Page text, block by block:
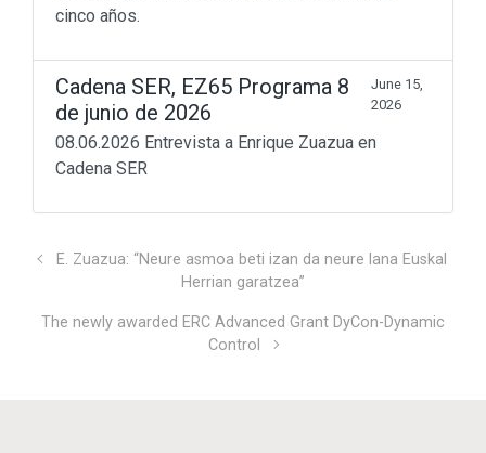
cinco años.
Cadena SER, EZ65 Programa 8
de junio de 2026
June 15,
2026
08.06.2026 Entrevista a Enrique Zuazua en
Cadena SER
E. Zuazua: “Neure asmoa beti izan da neure lana Euskal
Herrian garatzea”
The newly awarded ERC Advanced Grant DyCon-Dynamic
Control
Don’t miss out
Beyond Math(198)
lang-euskera(129)
Television
(43)
© 2011 - 2023Enrique Zuazua Iriondo
sitemap